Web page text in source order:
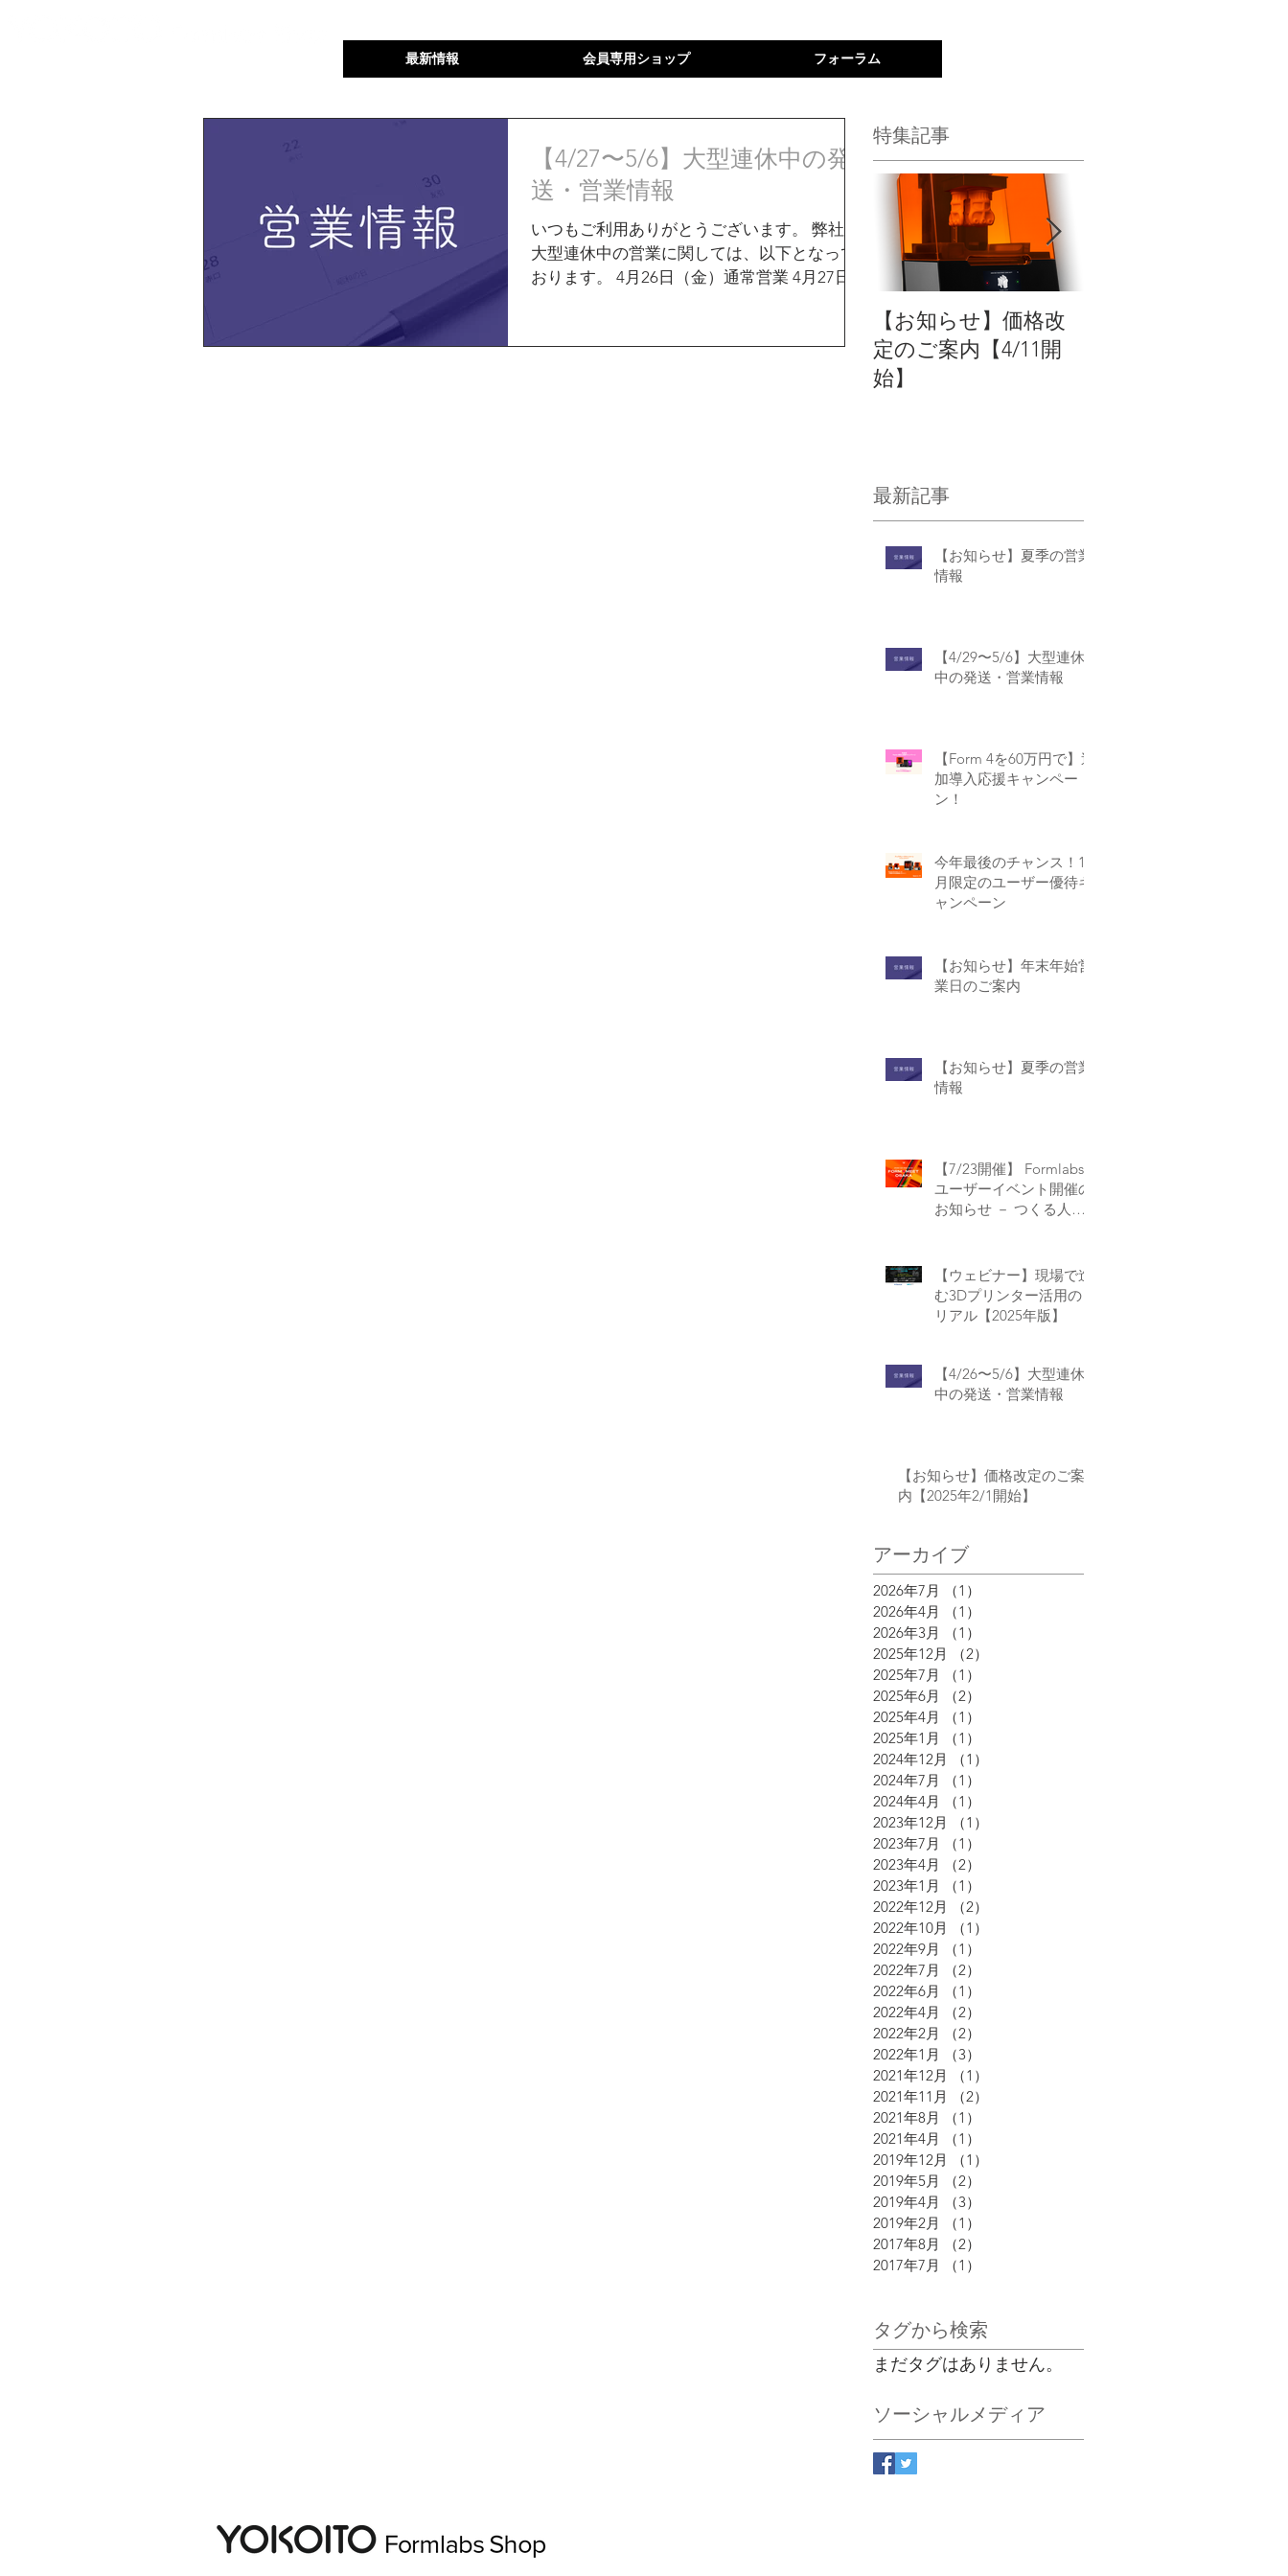
最新情報 会員専用ショップ フォーラム
【4/27〜5/6】大型連休中の発
送・営業情報
いつもご利用ありがとうございます。 弊社の
大型連休中の営業に関しては、以下となって
おります。 4月26日（金）通常営業 4月27日
常営業 5月2日（木）通常営業...
特集記事
【お知らせ】価格改
定のご案内【4/11開
始】
最新記事
【お知らせ】夏季の営業
情報
【4/29〜5/6】大型連休
中の発送・営業情報
【Form 4を60万円で】追
加導入応援キャンペー
ン！
今年最後のチャンス！12
月限定のユーザー優待キ
ャンペーン
【お知らせ】年末年始営
業日のご案内
【お知らせ】夏季の営業
情報
【7/23開催】 Formlabs
ユーザーイベント開催の
お知らせ － つくる人が
Osaka】
【ウェビナー】現場で進
む3Dプリンター活用の
リアル【2025年版】
【4/26〜5/6】大型連休
中の発送・営業情報
【お知らせ】価格改定のご案
内【2025年2/1開始】
アーカイブ
2026年7月 （1）
2026年4月
（1）
2026年3月
（1）
2025年12月
（2）
2025年7月
（1）
2025年6月
（2）
2025年4月
（1）
2025年1月
（1）
2024年12月
（1）
2024年7月
（1）
2024年4月
（1）
2023年12月
（1）
2023年7月
（1）
2023年4月
（2）
2023年1月
（1）
2022年12月
（2）
2022年10月
（1）
2022年9月
（1）
2022年7月
（2）
2022年6月
（1）
2022年4月
（2）
2022年2月
（2）
2022年1月
（3）
2021年12月
（1）
2021年11月
（2）
2021年8月
（1）
2021年4月
（1）
2019年12月
（1）
2019年5月
（2）
2019年4月
（3）
2019年2月
（1）
2017年8月
（2）
2017年7月
（1）
タグから検索
まだタグはありません。
ソーシャルメディア